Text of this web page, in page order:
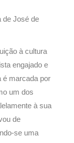
de José de
à cultura
engajado e
é marcada por
um dos
à sua
de
se uma